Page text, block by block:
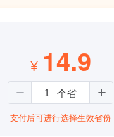
¥ 14.9
支付后可进行选择生效省份